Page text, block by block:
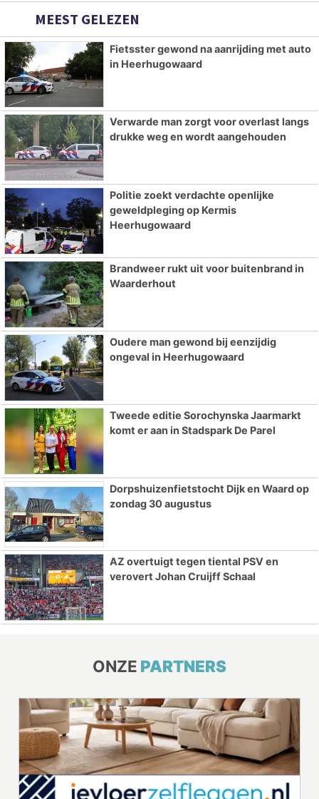
MEEST GELEZEN
Fietsster gewond na aanrijding met auto
in Heerhugowaard
Verwarde man zorgt voor overlast langs
drukke weg en wordt aangehouden
Politie zoekt verdachte openlijke
geweldpleging op Kermis
Heerhugowaard
Brandweer rukt uit voor buitenbrand in
Waarderhout
Oudere man gewond bij eenzijdig
ongeval in Heerhugowaard
Tweede editie Sorochynska Jaarmarkt
komt er aan in Stadspark De Parel
Dorpshuizenfietstocht Dijk en Waard op
zondag 30 augustus
AZ overtuigt tegen tiental PSV en
verovert Johan Cruijff Schaal
ONZE PARTNERS